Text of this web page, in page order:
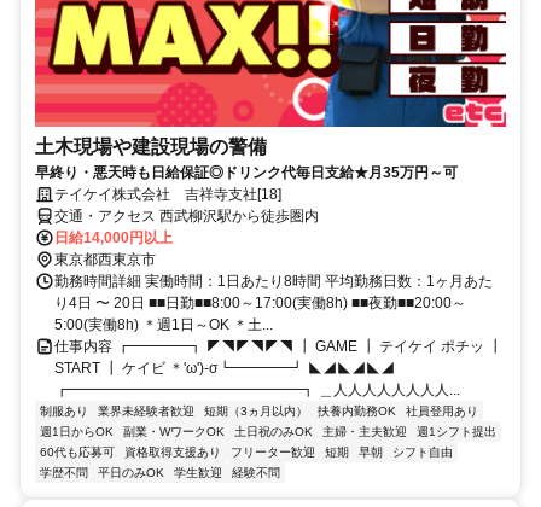
土木現場や建設現場の警備
早終り・悪天時も日給保証◎ドリンク代毎日支給★月35万円～可
テイケイ株式会社 吉祥寺支社[18]
交通・アクセス 西武柳沢駅から徒歩圏内
日給14,000円以上
東京都西東京市
勤務時間詳細 実働時間：1日あたり8時間 平均勤務日数：1ヶ月あた
り4日 〜 20日 ■■日勤■■8:00～17:00(実働8h) ■■夜勤■■20:00～
5:00(実働8h) ＊週1日～OK ＊土...
仕事内容 ┏━━━━┓ ◤◥◤◥◤◥ ┃ GAME ┃ テイケイ ポチッ ┃
START ┃ ケイビ ＊'ω')-σ┗━━━━┛ ◣◢◣◢◣◢
┏━━━━━━━━━━━━━━━━┓ ＿人人人人人人人人...
制服あり 業界未経験者歓迎 短期（3ヵ月以内） 扶養内勤務OK
社員登用あり
週1日からOK
副業・WワークOK 土日祝のみOK 主婦・主夫歓迎
週1シフト提出
60代も応募可
資格取得支援あり フリーター歓迎 短期 早朝
シフト自由
学歴不問
平日のみOK 学生歓迎 経験不問